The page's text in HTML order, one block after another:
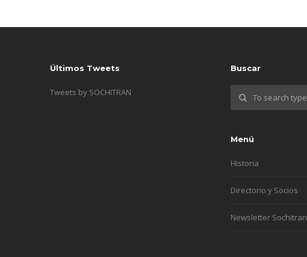
Últimos Tweets
Tweets by SOCHITRAN
Buscar
Menú
Historia
Directorio y Socios
Newsletter Sochitran